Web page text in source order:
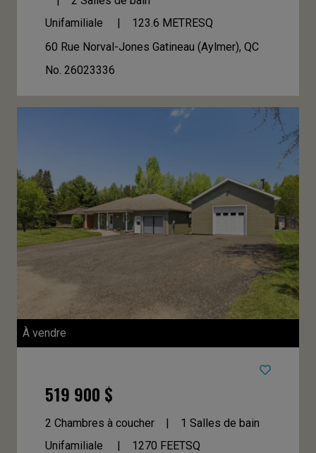
Unifamiliale
123.6 METRESQ
60 Rue Norval-Jones Gatineau (Aylmer), QC
No. 26023336
À vendre
519 900 $
2 Chambres à coucher
1 Salles de bain
Unifamiliale
1270 FEETSQ